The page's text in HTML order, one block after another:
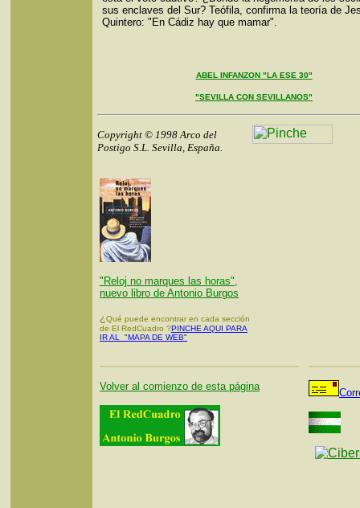
sus enclaves del Sur? Teófila, confirma la teoría de
Quintero: "En Cádiz hay que mamar".
ABEL INFANZON "LA ESE 30"
"SEVILLA CON SEVILLANOS"
Copyright © 1998 Arco del
Postigo S.L. Sevilla, España.
"Reloj no marques las horas",
nuevo libro de Antonio Burgos
¿ Qué puede encontrar en cada sección
de El RedCuadro ?PINCHE AQUI PARA
IR AL "MAPA DE WEB"
Volver al comienzo de esta página